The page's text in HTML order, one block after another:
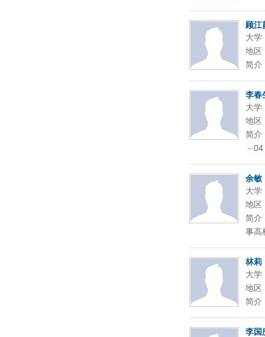
顾江
大学
地区
简介
李春
大学
地区
简介
－
余敏
大学
地区
简介
事高
林莉
大学
地区
简介
李国